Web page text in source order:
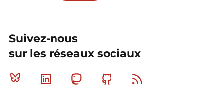
Suivez-nous
sur les réseaux sociaux
Bluesky Linkedin MastodonGithub